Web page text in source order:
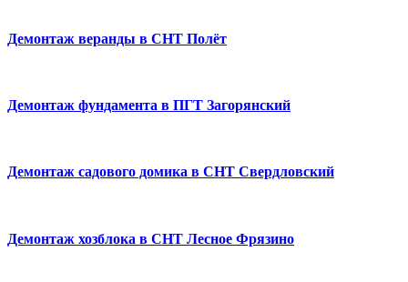
Демонтаж веранды в СНТ Полёт
Демонтаж фундамента в ПГТ Загорянский
Демонтаж садового домика в СНТ Свердловский
Демонтаж хозблока в СНТ Лесное Фрязино